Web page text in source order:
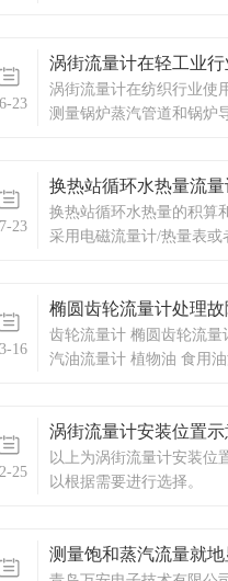
控产品，远程监控系统，
施工等。长期以来，我公
表，电气厂家合作，建立
23
涡街流量计在轻工业行
涡街流量计在纺织行业使
测量锅炉蒸汽管道和锅炉
23
换热站循环水热量流
换热站循环水热量的积算
采用电磁流量计/热量表或
16
椭圆齿轮流量计处理故
齿轮流量计 椭圆齿轮流量
汽油流量计 植物油 食用
25
涡街流量计安装位置示
以上为涡街流量计安装位
以根据需要进行选择。
测量饱和蒸汽流量就